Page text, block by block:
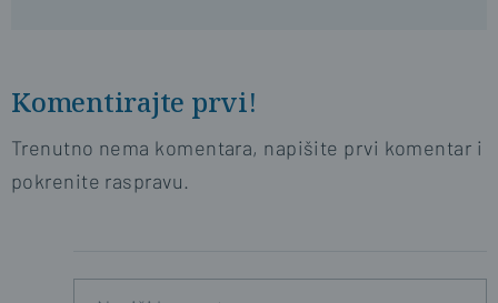
Komentirajte prvi!
Trenutno nema komentara, napišite prvi komentar i
pokrenite raspravu.